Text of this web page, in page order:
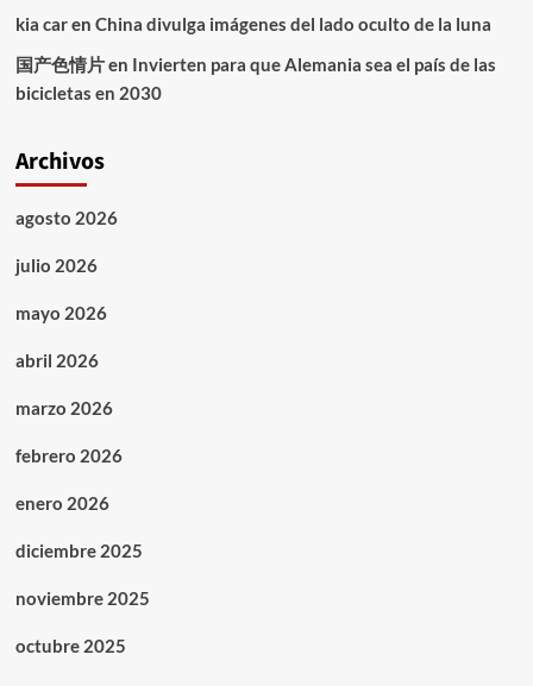
kia caren China divulga imágenes del lado oculto de la luna
国产色情片en Invierten para que Alemania sea el país de las
bicicletas en 2030
Archivos
agosto 2026
julio 2026
mayo 2026
abril 2026
marzo 2026
febrero 2026
enero 2026
diciembre 2025
noviembre 2025
octubre 2025